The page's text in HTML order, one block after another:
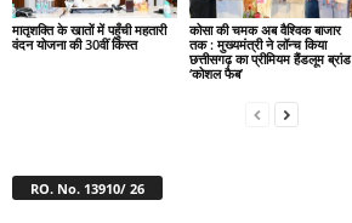
मातृशक्ति के खातों में पहुँची महतारी
वंदन योजना की 30वीं किस्त
कोसा की चमक अब वैश्विक बाजार
तक : मुख्यमंत्री ने लॉन्च किया
छत्तीसगढ़ का प्रीमियम हैंडलूम ब्रांड
‘कोशल फैब’
RO. No. 13910/ 26